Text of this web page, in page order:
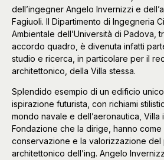
dell’ingegner Angelo Invernizzi e
Fagiuoli. Il Dipartimento di Ingegneria
Ambientale dell’Università di Padova,
accordo quadro, è divenuta infatti
studio e ricerca, in particolare per il
architettonico, della Villa stessa.
Splendido esempio di un edificio
ispirazione futurista, con richiami
mondo navale e dell’aeronautica, Villa
Fondazione che la dirige, hanno
conservazione e la valorizzazione del
architettonico dell’ing. Angelo